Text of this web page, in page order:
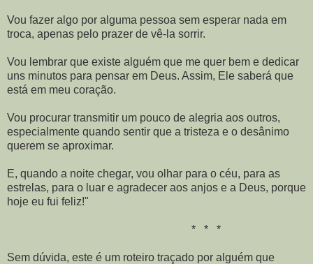
Vou fazer algo por alguma pessoa sem esperar nada em
troca, apenas pelo prazer de vê-la sorrir.
Vou lembrar que existe alguém que me quer bem e dedicar
uns minutos para pensar em Deus. Assim, Ele saberá que
está em meu coração.
Vou procurar transmitir um pouco de alegria aos outros,
especialmente quando sentir que a tristeza e o desânimo
querem se aproximar.
E, quando a noite chegar, vou olhar para o céu, para as
estrelas, para o luar e agradecer aos anjos e a Deus, porque
hoje eu fui feliz!"
* * *
Sem dúvida, este é um roteiro traçado por alguém que